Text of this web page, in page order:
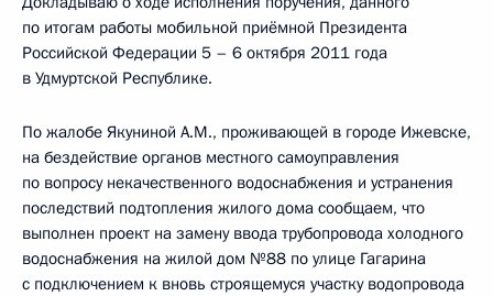
по итогам работы мобильной приёмной Президента
Российской Федерации 5 – 6 октября 2011 года
в Удмуртской Республике.
По жалобе Якуниной А.М., проживающей в городе Ижевске,
на бездействие органов местного самоуправления
по вопросу некачественного водоснабжения и устранения
последствий подтопления жилого дома сообщаем, что
выполнен проект на замену ввода трубопровода холодного
водоснабжения на жилой дом №88 по улице Гагарина
с подключением к вновь строящемуся участку водопровода